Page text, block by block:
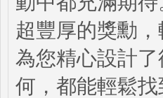
超豐厚的獎勳
為您精心設計
何，都能輕鬆